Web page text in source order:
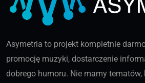
Asymetria to projekt kompletnie
promocję muzyki, dostarczenie
dobrego humoru. Nie mamy